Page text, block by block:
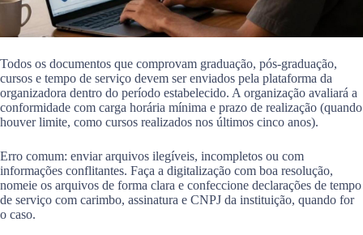
Todos os documentos que comprovam graduação, pós-graduação,
cursos e tempo de serviço devem ser enviados pela plataforma da
organizadora dentro do período estabelecido. A organização avaliará a
conformidade com carga horária mínima e prazo de realização (quando
houver limite, como cursos realizados nos últimos cinco anos).
Erro comum: enviar arquivos ilegíveis, incompletos ou com
informações conflitantes. Faça a digitalização com boa resolução,
nomeie os arquivos de forma clara e confeccione declarações de tempo
de serviço com carimbo, assinatura e CNPJ da instituição, quando for
o caso.